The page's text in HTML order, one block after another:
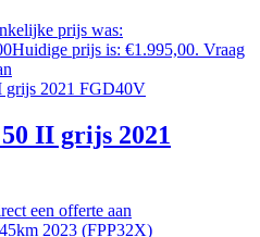
prijs was:
Huidige prijs is: €1.995,00. Vraag
II grijs 2021
een offerte aan